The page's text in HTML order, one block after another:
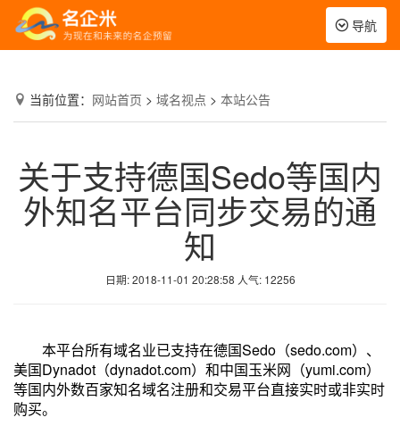
Toggle
navigation
导航
当前位置： 网站首页 > 域名视点 > 本站公告
关于支持德国Sedo等国内
外知名平台同步交易的通
知
日期: 2018-11-01 20:28:58 人气: 12256
本平台所有域名业已支持在德国Sedo（sedo.com）、
美国Dynadot（dynadot.com）和中国玉米网（yumi.com）
等国内外数百家知名域名注册和交易平台直接实时或非实时
购买。